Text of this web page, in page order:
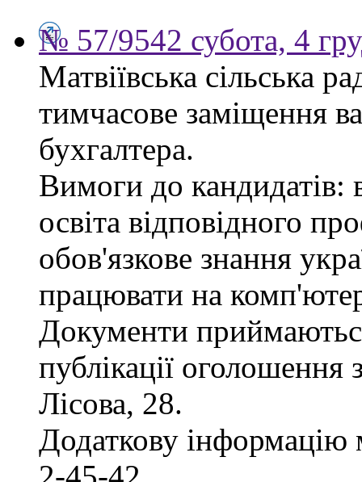
№ 57/9542 субота, 4
Матвіївська сільська
тимчасове заміщення
бухгалтера.
Вимоги до кандидатів:
освіта відповідного
обов'язкове знання
працювати на
Документи
публікації оголошення
Лісова, 28.
Додаткову